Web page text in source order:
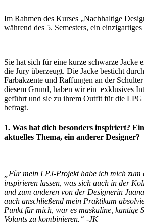
Im Rahmen des Kurses „Nachhaltige
während des 5. Semesters, ein
Sie hat sich für eine kurze schwarze Jacke
die Jury überzeugt. Die Jacke besticht
Farbakzente und Raffungen an der
diesem Grund, haben wir ein exklusives
geführt und sie zu ihrem Outfit für die
befragt.
1. Was hat dich besonders inspiriert?
aktuelles Thema, ein anderer Designer?
„Für mein LPJ-Projekt habe ich mich
inspirieren lassen, was sich auch in der
und zum anderen von der Designerin
auch anschließend mein Praktikum
Punkt für mich, war es maskuline, kantige
Volants zu kombinieren.“ -JK